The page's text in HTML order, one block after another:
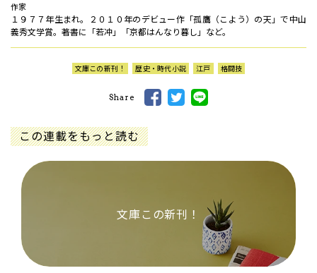
作家
１９７７年生まれ。２０１０年のデビュー作「孤鷹（こよう）の天」で中山
義秀文学賞。著書に「若冲」「京都はんなり暮し」など。
文庫この新刊！ 歴史・時代小説 江戸 格闘技
Share
この連載をもっと読む
文庫この新刊！